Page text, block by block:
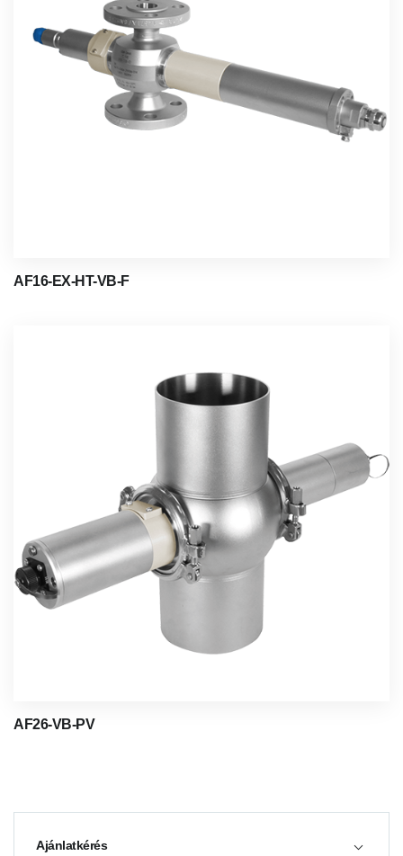
Ajánlatkérés
AF16-EX-HT-VB-F
AF26-VB-PV